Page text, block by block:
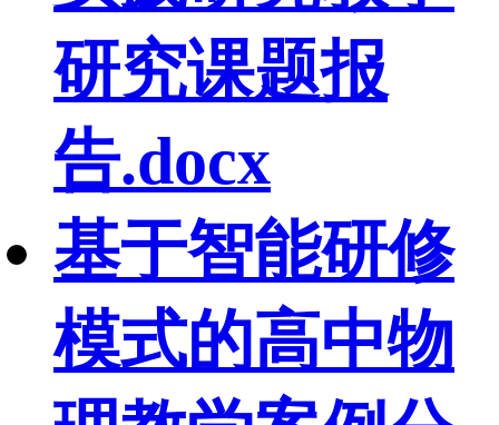
研究课题报
告.docx
基于智能研修
模式的高中物